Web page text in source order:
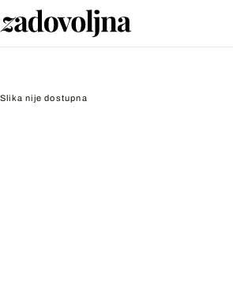
Slika nije dostupna